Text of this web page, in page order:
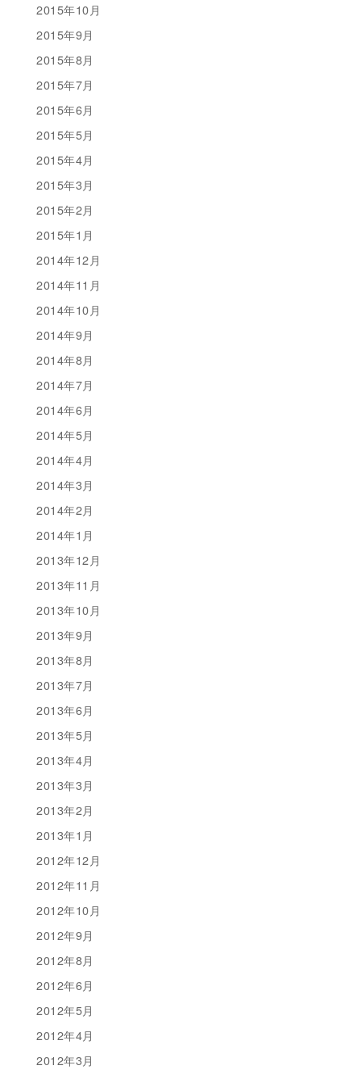
2015年10月
2015年9月
2015年8月
2015年7月
2015年6月
2015年5月
2015年4月
2015年3月
2015年2月
2015年1月
2014年12月
2014年11月
2014年10月
2014年9月
2014年8月
2014年7月
2014年6月
2014年5月
2014年4月
2014年3月
2014年2月
2014年1月
2013年12月
2013年11月
2013年10月
2013年9月
2013年8月
2013年7月
2013年6月
2013年5月
2013年4月
2013年3月
2013年2月
2013年1月
2012年12月
2012年11月
2012年10月
2012年9月
2012年8月
2012年6月
2012年5月
2012年4月
2012年3月